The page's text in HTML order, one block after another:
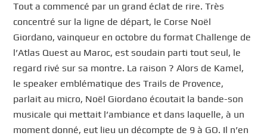
Tout a commencé par un grand éclat de rire. Très
concentré sur la ligne de départ, le Corse Noël
Giordano, vainqueur en octobre du format Challenge de
l’Atlas Quest au Maroc, est soudain parti tout seul, le
regard rivé sur sa montre. La raison ? Alors de Kamel,
le speaker emblématique des Trails de Provence,
parlait au micro, Noël Giordano écoutait la bande-son
musicale qui mettait l’ambiance et dans laquelle, à un
moment donné, eut lieu un décompte de 9 à GO. Il n’en